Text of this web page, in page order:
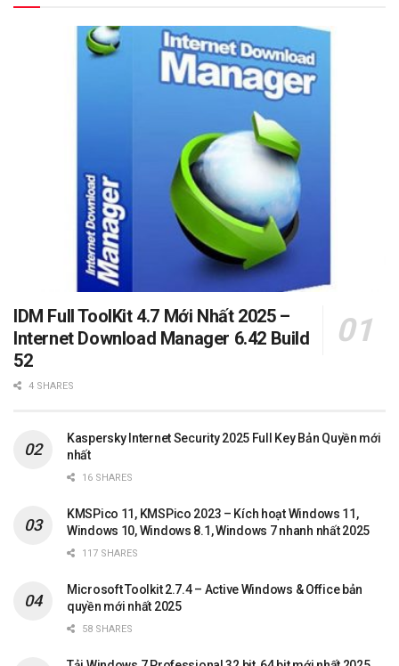
IDM Full ToolKit 4.7 Mới Nhất 2025 –
Internet Download Manager 6.42 Build
52
4 SHARES
Kaspersky Internet Security 2025 Full Key Bản Quyền mới
nhất
16 SHARES
KMSPico 11, KMSPico 2023 – Kích hoạt Windows 11,
Windows 10, Windows 8.1, Windows 7 nhanh nhất 2025
117 SHARES
Microsoft Toolkit 2.7.4 – Active Windows & Office bản
quyền mới nhất 2025
58 SHARES